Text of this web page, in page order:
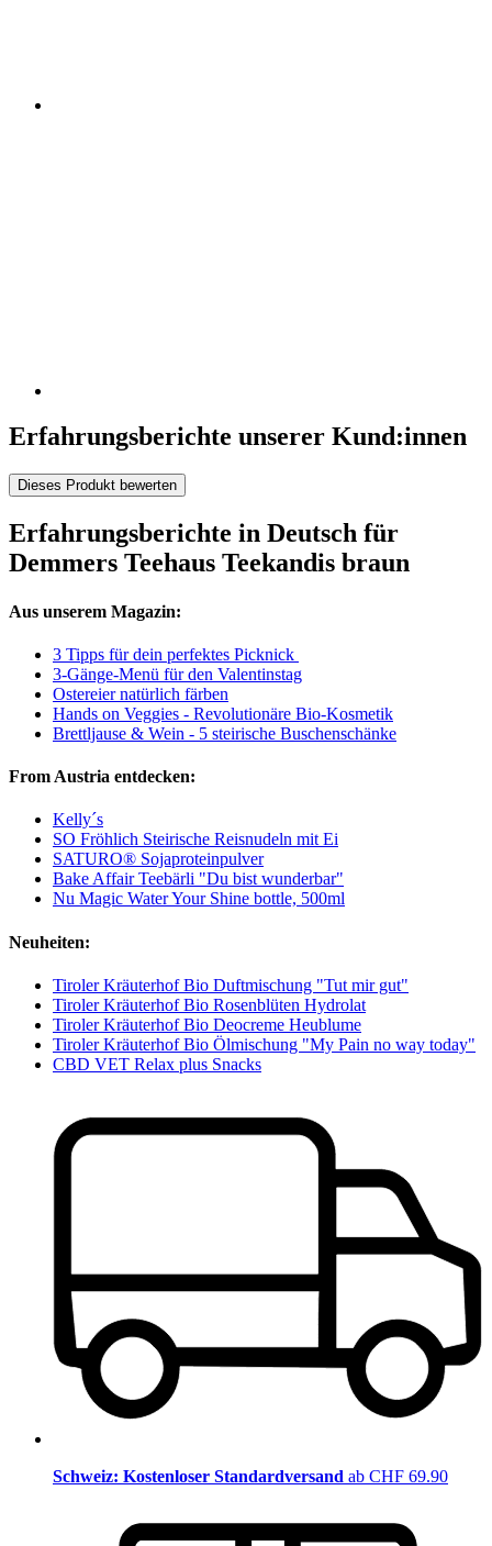
Erfahrungsberichte unserer Kund:innen
Dieses Produkt bewerten
Erfahrungsberichte in Deutsch für
Demmers Teehaus Teekandis braun
Aus unserem Magazin:
3 Tipps für dein perfektes Picknick
3-Gänge-Menü für den Valentinstag
Ostereier natürlich färben
Hands on Veggies - Revolutionäre Bio-Kosmetik
Brettljause & Wein - 5 steirische Buschenschänke
From Austria entdecken:
Kelly´s
SO Fröhlich Steirische Reisnudeln mit Ei
SATURO® Sojaproteinpulver
Bake Affair Teebärli "Du bist wunderbar"
Nu Magic Water Your Shine bottle, 500ml
Neuheiten:
Tiroler Kräuterhof Bio Duftmischung "Tut mir gut"
Tiroler Kräuterhof Bio Rosenblüten Hydrolat
Tiroler Kräuterhof Bio Deocreme Heublume
Tiroler Kräuterhof Bio Ölmischung "My Pain no way today"
CBD VET Relax plus Snacks
Schweiz: Kostenloser Standardversand ab CHF 69.90